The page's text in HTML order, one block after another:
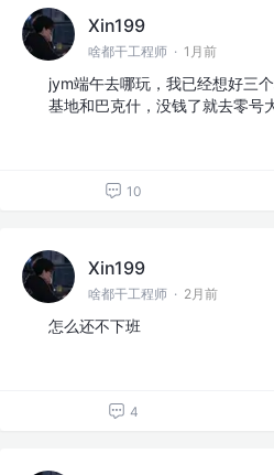
Xin199
啥都干工程师 · 1月前
jym端午去哪玩，我已经想好三
基地和巴克什，没钱了就去零号
10
Xin199
啥都干工程师 · 2月前
怎么还不下班
4